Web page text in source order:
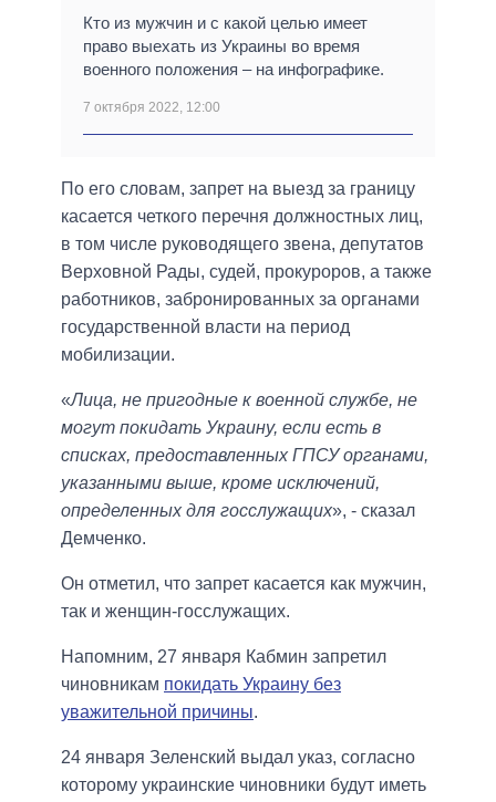
Кто из мужчин и с какой целью имеет
право выехать из Украины во время
военного положения – на инфографике.
7 октября 2022, 12:00
По его словам, запрет на выезд за границу
касается четкого перечня должностных лиц,
в том числе руководящего звена, депутатов
Верховной Рады, судей, прокуроров, а также
работников, забронированных за органами
государственной власти на период
мобилизации.
«Лица, не пригодные к военной службе, не
могут покидать Украину, если есть в
списках, предоставленных ГПСУ органами,
указанными выше, кроме исключений,
определенных для госслужащих», - сказал
Демченко.
Он отметил, что запрет касается как мужчин,
так и женщин-госслужащих.
Напомним, 27 января Кабмин запретил
чиновникам покидать Украину без
уважительной причины.
24 января Зеленский выдал указ, согласно
которому украинские чиновники будут иметь